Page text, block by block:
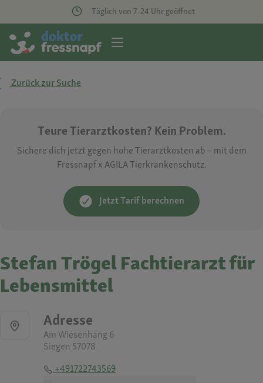
Täglich von 7-24 Uhr geöffnet
Zurück zur Suche
Teure Tierarztkosten? Kein Problem.
Sichere dich jetzt gegen hohe Tierarztkosten ab – mit dem
Fressnapf x AGILA Tierkrankenschutz.
Jetzt Tarif berechnen
Stefan Trögel Fachtierarzt für
Lebensmittel
Adresse
Am Wiesenhang 6
Siegen 57078
+491722743569